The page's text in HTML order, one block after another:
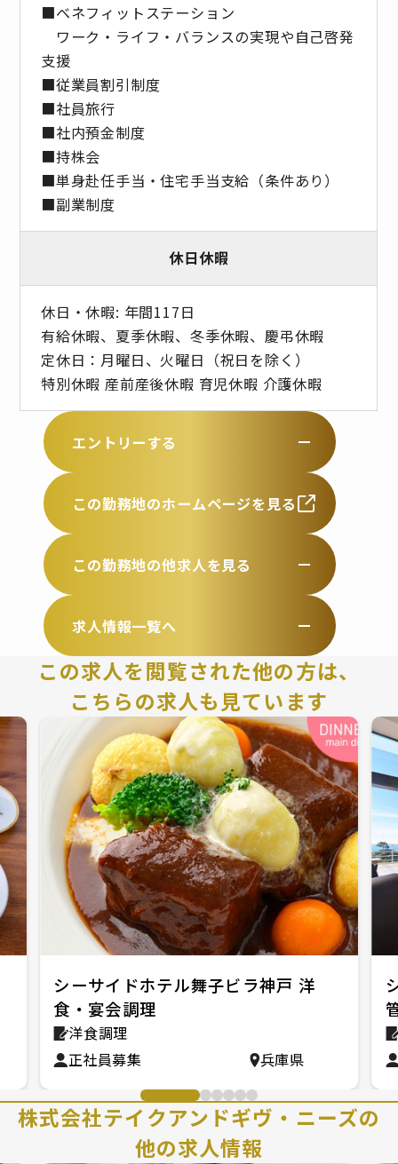
■ベネフィットステーション
ワーク・ライフ・バランスの実現や自己啓発
支援
■従業員割引制度
■社員旅⾏
■社内預⾦制度
■持株会
■単身赴任手当・住宅手当支給（条件あり）
■副業制度
休日休暇
休日・休暇: 年間117日
有給休暇、夏季休暇、冬季休暇、慶弔休暇
定休日：月曜日、火曜日（祝日を除く）
特別休暇 産前産後休暇 育児休暇 介護休暇
エントリーする
この勤務地のホームページを見る
この勤務地の他求人を見る
求人情報一覧へ
この求人を閲覧された他の方は、
こちらの求人も見ています
シーサイドホテル舞子ビラ神戸 洋
食・宴会調理
洋食調理
正社員募集
兵庫県
株式会社テイクアンドギヴ・ニーズの
他の求人情報